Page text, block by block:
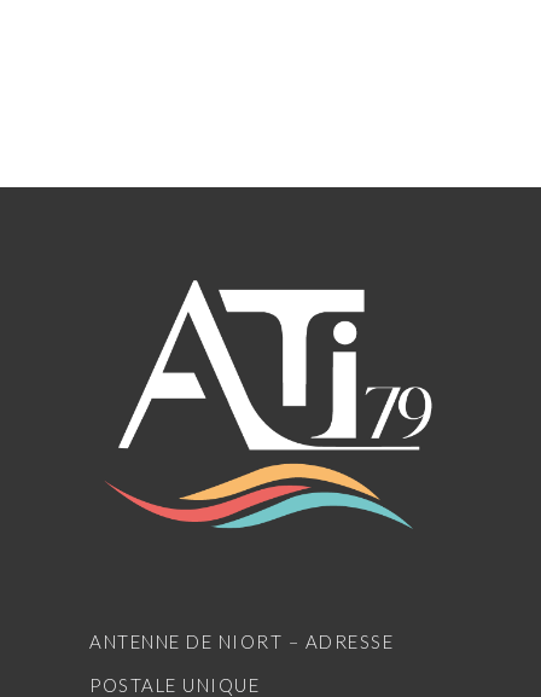
ANTENNE DE NIORT – ADRESSE
POSTALE UNIQUE